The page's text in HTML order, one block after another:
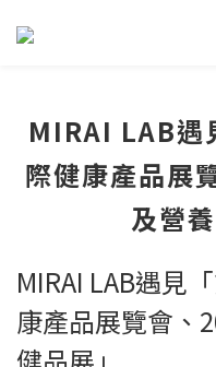
MIRAI LAB遇
際健康產品展
及營
MIRAI LAB遇見
康產品展覽會、